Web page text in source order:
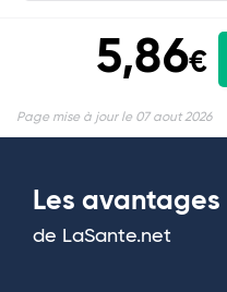
5,86€
Page mise à jour le 07 aout 2026
Les avantages
de LaSante.net